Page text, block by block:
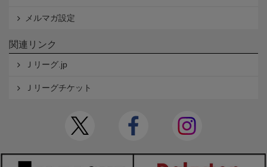
メルマガ設定
関連リンク
Ｊリーグ.jp
Ｊリーグチケット